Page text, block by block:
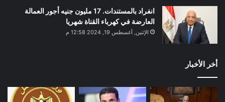
انفراد بالمستندات. 17 مليون جنيه أجور العمالة
العارضة في كهرباء القناة شهريا
الإثنين, أغسطس 19, 2024 12:58 م
أخر الأخبار